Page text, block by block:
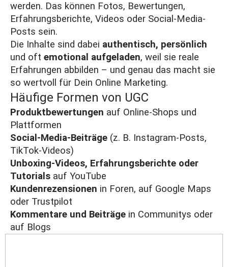
werden. Das können Fotos, Bewertungen,
Erfahrungsberichte, Videos oder Social-Media-
Posts sein.
Die Inhalte sind dabei authentisch, persönlich
und oft emotional aufgeladen, weil sie reale
Erfahrungen abbilden – und genau das macht sie
so wertvoll für Dein Online Marketing.
Häufige Formen von UGC
Produktbewertungen auf Online-Shops und
Plattformen
Social-Media-Beiträge (z. B. Instagram-Posts,
TikTok-Videos)
Unboxing-Videos, Erfahrungsberichte oder
Tutorials auf YouTube
Kundenrezensionen in Foren, auf Google Maps
oder Trustpilot
Kommentare und Beiträge in Communitys oder
auf Blogs